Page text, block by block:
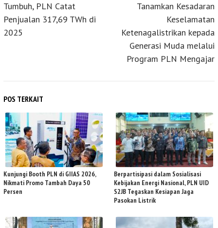
Tumbuh, PLN Catat
Penjualan 317,69 TWh di
2025
Tanamkan Kesadaran
Keselamatan
Ketenagalistrikan kepada
Generasi Muda melalui
Program PLN Mengajar
POS TERKAIT
Kunjungi Booth PLN di GIIAS 2026,
Nikmati Promo Tambah Daya 50
Persen
Berpartisipasi dalam Sosialisasi
Kebijakan Energi Nasional, PLN UID
S2JB Tegaskan Kesiapan Jaga
Pasokan Listrik